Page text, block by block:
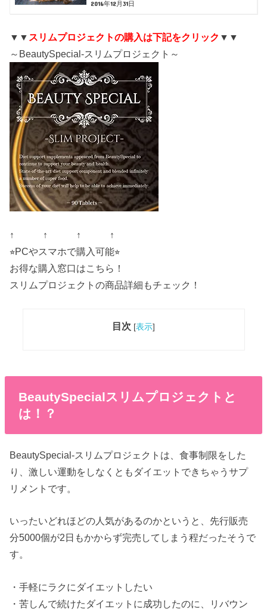
2016年12月31日
▼▼ スリムプロジェクトの購入は下記をクリック ▼▼
～BeautySpecial-スリムプロジェクト～
↑ ↑ ↑ ↑
⭐︎PCやスマホで購入可能⭐︎
お得な購入窓口はこちら！
スリムプロジェクトの商品詳細もチェック！
目次 [表示]
BeautySpecialスリムプロジェクトと
は！？
BeautySpecial-スリムプロジェクトは、食事制限をした
り、激しい運動をしなくともダイエットできちゃうサプ
リメントです。
いったいどれほどの人気があるのかというと、先行販売
分5000個が2日もかからず完売してしまう程だったそうで
す。
・手軽にラクにダイエットしたい
・苦しんで続けたダイエットに成功したのに、リバウン